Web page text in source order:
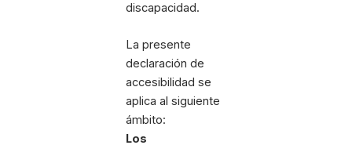
discapacidad.
La presente
declaración de
accesibilidad se
aplica al siguiente
ámbito:
Los